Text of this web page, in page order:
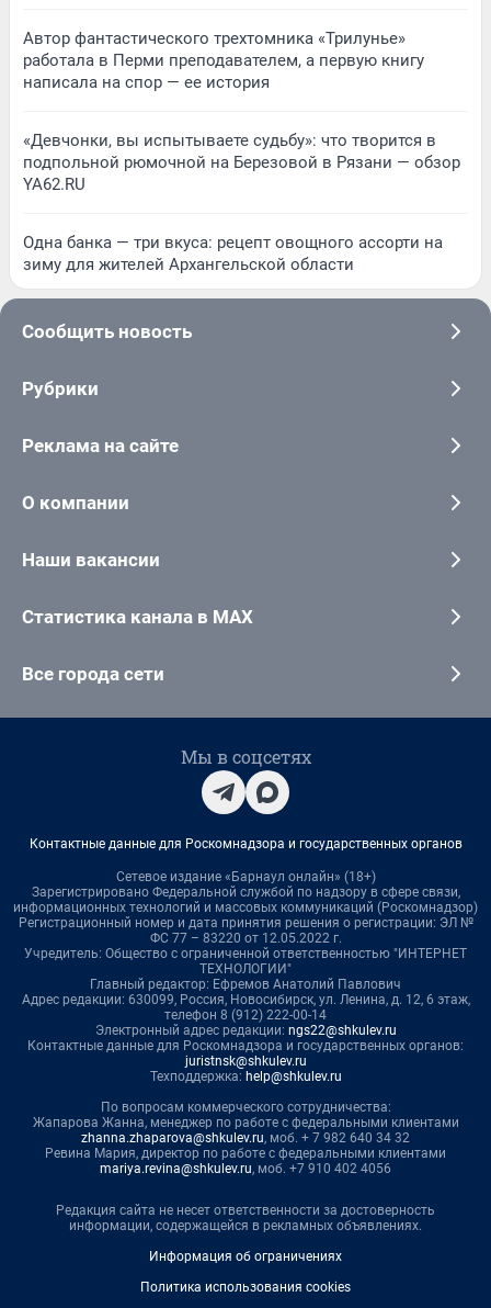
Автор фантастического трехтомника «Трилунье»
работала в Перми преподавателем, а первую книгу
написала на спор — ее история
«Девчонки, вы испытываете судьбу»: что творится в
подпольной рюмочной на Березовой в Рязани — обзор
YA62.RU
Одна банка — три вкуса: рецепт овощного ассорти на
зиму для жителей Архангельской области
Сообщить новость
Рубрики
Реклама на сайте
О компании
Наши вакансии
Статистика канала в MAX
Все города сети
Мы в соцсетях
Контактные данные для Роскомнадзора и государственных органов
Сетевое издание «Барнаул онлайн» (18+)
Зарегистрировано Федеральной службой по надзору в сфере связи,
информационных технологий и массовых коммуникаций (Роскомнадзор)
Регистрационный номер и дата принятия решения о регистрации: ЭЛ №
ФС 77 – 83220 от 12.05.2022 г.
Учредитель: Общество с ограниченной ответственностью "ИНТЕРНЕТ
ТЕХНОЛОГИИ"
Главный редактор: Ефремов Анатолий Павлович
Адрес редакции: 630099, Россия, Новосибирск, ул. Ленина, д. 12, 6 этаж,
телефон 8 (912) 222-00-14
Электронный адрес редакции: ngs22@shkulev.ru
Контактные данные для Роскомнадзора и государственных органов:
juristnsk@shkulev.ru
Техподдержка: help@shkulev.ru
По вопросам коммерческого сотрудничества:
Жапарова Жанна, менеджер по работе с федеральными клиентами
zhanna.zhaparova@shkulev.ru, моб. + 7 982 640 34 32
Ревина Мария, директор по работе с федеральными клиентами
mariya.revina@shkulev.ru, моб. +7 910 402 4056
Редакция сайта не несет ответственности за достоверность
информации, содержащейся в рекламных объявлениях.
Информация об ограничениях
Политика использования cookies